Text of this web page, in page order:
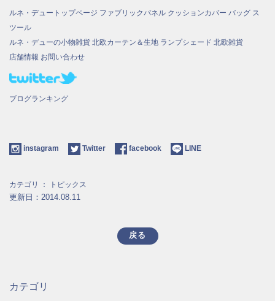
ルネ・デュートップページ ファブリックパネル クッションカバー バッグ ス
ツール
ルネ・デューの小物雑貨 北欧カーテン＆生地 ランプシェード 北欧雑貨
店舗情報 お問い合わせ
ブログランキング
instagram Twitter facebook LINE
カテゴリ ： トピックス
更新日：2014.08.11
戻る
カテゴリ